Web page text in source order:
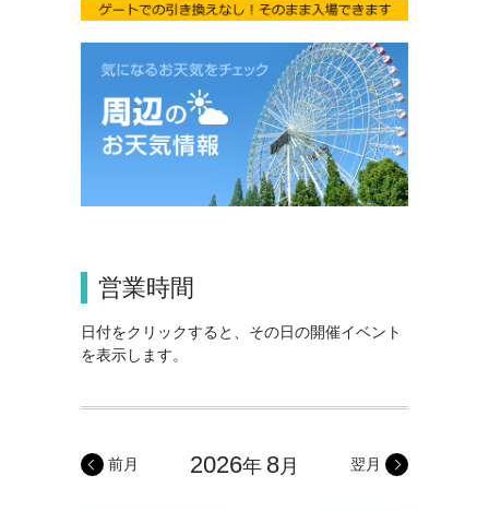
営業時間
日付をクリックすると、その日の開催イベント
を表示します。
2026年 8月
前月 翌月